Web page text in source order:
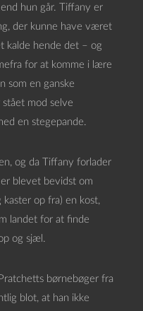
hun går. Tiffany er
der kunne have været
kalde hende det – og
for at komme i lære
som en ganske
mod selve
en stegepande.
og da Tiffany forlader
blevet bevidst om
op fra) en kost,
landet for at finde
og sjæl.
børnebøger fra
blot, at han ikke